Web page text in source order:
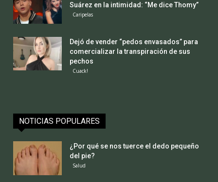
Suárez en la intimidad: “Me dice Thomy”
Caripelas
Dejó de vender “pedos envasados” para
comercializar la transpiración de sus
pechos
Cuack!
NOTICIAS POPULARES
¿Por qué se nos tuerce el dedo pequeño
del pie?
Salud